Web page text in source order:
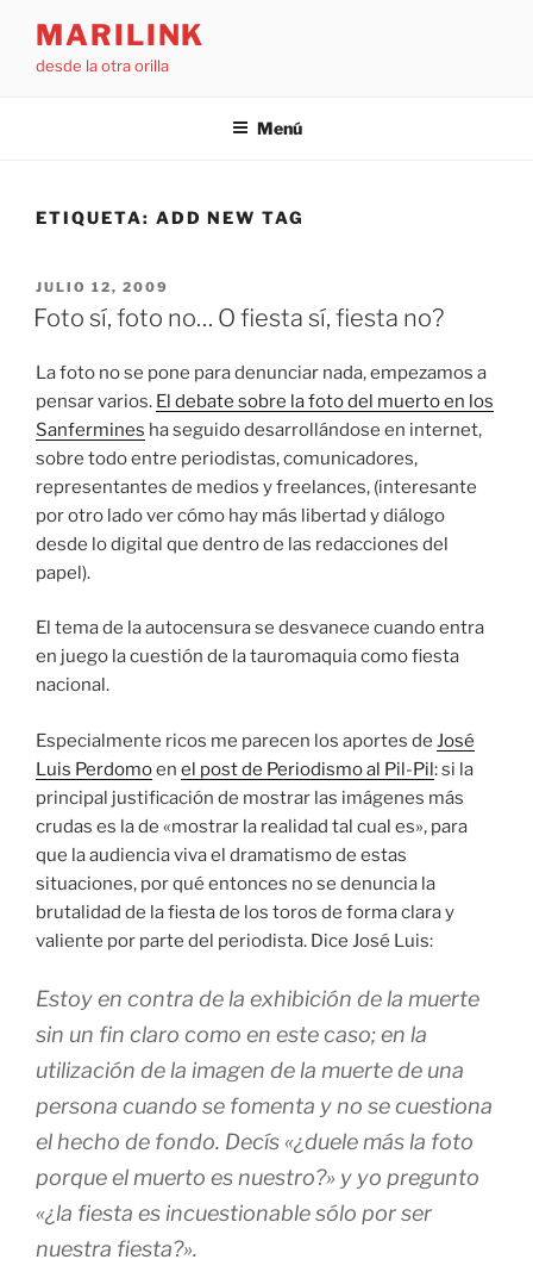
contenido
MARILINK
desde la otra orilla
Menú
ETIQUETA: ADD NEW TAG
PUBLICADO
EL
JULIO 12, 2009
Foto sí, foto no… O fiesta sí, fiesta no?
La foto no se pone para denunciar nada, empezamos a
pensar varios. El debate sobre la foto del muerto en los
Sanfermines ha seguido desarrollándose en internet,
sobre todo entre periodistas, comunicadores,
representantes de medios y freelances, (interesante
por otro lado ver cómo hay más libertad y diálogo
desde lo digital que dentro de las redacciones del
papel).
El tema de la autocensura se desvanece cuando entra
en juego la cuestión de la tauromaquia como fiesta
nacional.
Especialmente ricos me parecen los aportes de José
Luis Perdomoen el post de Periodismo al Pil-Pil: si la
principal justificación de mostrar las imágenes más
crudas es la de «mostrar la realidad tal cual es», para
que la audiencia viva el dramatismo de estas
situaciones, por qué entonces no se denuncia la
brutalidad de la fiesta de los toros de forma clara y
valiente por parte del periodista. Dice José Luis:
Estoy en contra de la exhibición de la muerte
sin un fin claro como en este caso; en la
utilización de la imagen de la muerte de una
persona cuando se fomenta y no se cuestiona
el hecho de fondo. Decís «¿duele más la foto
porque el muerto es nuestro?» y yo pregunto
«¿la fiesta es incuestionable sólo por ser
nuestra fiesta?».